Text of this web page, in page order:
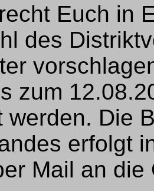
Euch in
des
zum
werden. Die
erfolgt
Mail an